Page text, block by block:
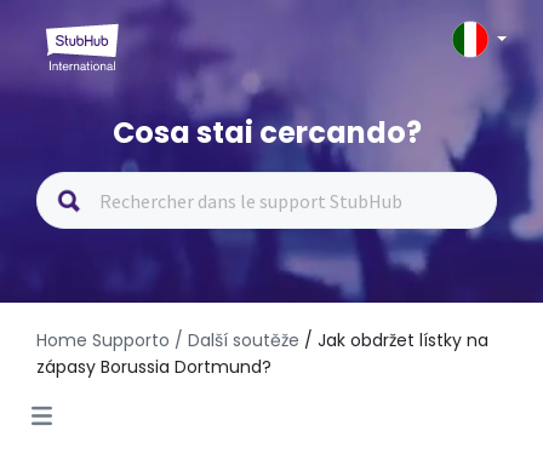
Cosa stai cercando?
Home Supporto / Další soutěže / Jak obdržet lístky na
zápasy Borussia Dortmund?